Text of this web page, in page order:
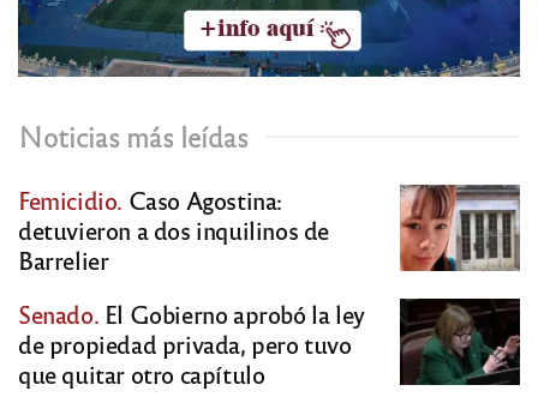
Noticias más leídas
Femicidio. Caso Agostina:
detuvieron a dos inquilinos de
Barrelier
Senado. El Gobierno aprobó la ley
de propiedad privada, pero tuvo
que quitar otro capítulo